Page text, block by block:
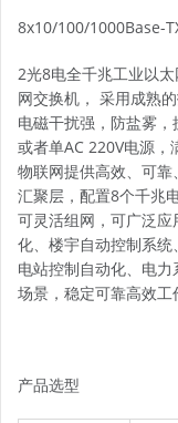
8x10/100/1000Base-
2光8电全千兆工业以
网交换机， 采用成熟
电磁干扰强，防盐雾，
或者单AC 220V电源
物联网提供高效、可
汇聚层，配置8个千兆
可灵活组网，可广泛
化、楼宇自动控制系
电站控制自动化、电
场景，稳定可靠高效工
产品选型